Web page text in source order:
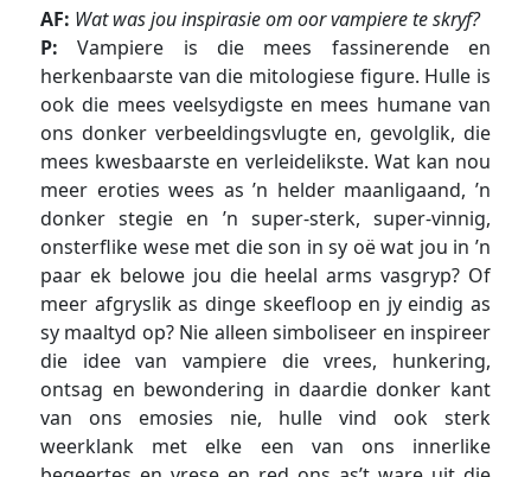
AF: Wat was jou inspirasie om oor vampiere te skryf?
P: Vampiere is die mees fassinerende en
herkenbaarste van die mitologiese figure. Hulle is
ook die mees veelsydigste en mees humane van
ons donker verbeeldingsvlugte en, gevolglik, die
mees kwesbaarste en verleidelikste. Wat kan nou
meer eroties wees as ’n helder maanligaand, ’n
donker stegie en ’n super-sterk, super-vinnig,
onsterflike wese met die son in sy oë wat jou in ’n
paar ek belowe jou die heelal arms vasgryp? Of
meer afgryslik as dinge skeefloop en jy eindig as
sy maaltyd op? Nie alleen simboliseer en inspireer
die idee van vampiere die vrees, hunkering,
ontsag en bewondering in daardie donker kant
van ons emosies nie, hulle vind ook sterk
weerklank met elke een van ons innerlike